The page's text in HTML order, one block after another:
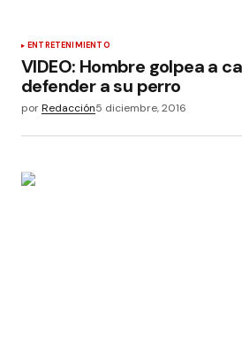
ENTRETENIMIENTO
VIDEO: Hombre golpea a
defender a su perro
porRedacción5 diciembre, 2016